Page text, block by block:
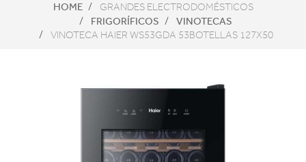
HOME GRANDES ELECTRODOMÉSTICOS
FRIGORÍFICOS VINOTECAS
VINOTECA HAIER WS53GDA 53BOTELLAS 127X50